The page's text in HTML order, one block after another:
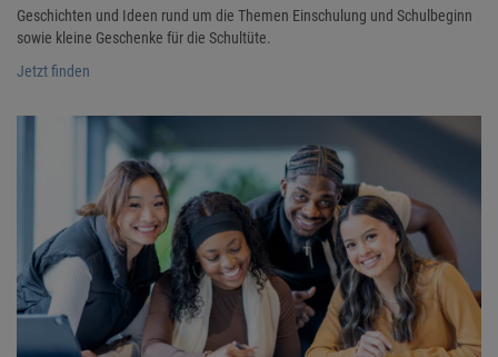
Geschichten und Ideen rund um die Themen Einschulung und Schulbeginn
sowie kleine Geschenke für die Schultüte.
Jetzt finden